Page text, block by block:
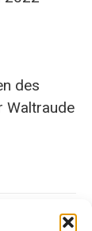
des
Waltraude